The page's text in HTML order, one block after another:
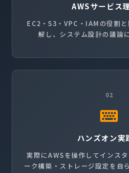
AWSサービス
EC2・S3・VPC・IAMの役割
解し、システム設計の議論
02
ハンズオン実
実際にAWSを操作してインス
ーク構築・ストレージ設定を自